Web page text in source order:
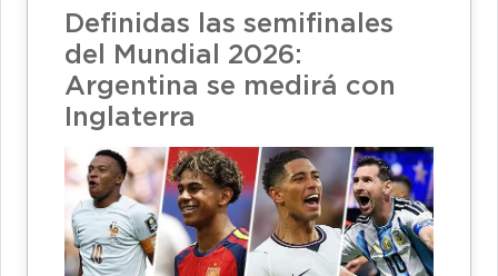
Definidas las semifinales
del Mundial 2026:
Argentina se medirá con
Inglaterra